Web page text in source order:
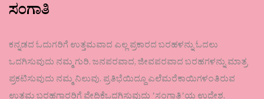
ಸಂಗಾತಿ
ಕನ್ನಡದ ಓದುಗರಿಗೆ ಉತ್ತಮವಾದ ಎಲ್ಲ ಪ್ರಕಾರದ ಬರಹಳನ್ನು ಓದಲು
ಒದಗಿಸುವುದು ನಮ್ಮ ಗುರಿ. ಜನಪರವಾದ, ಜೀವಪರವಾದ ಬರಹಗಳನ್ನು ಮಾತ್ರ
ಪ್ರಕಟಿಸುವುದು ನಮ್ಮ ನಿಲುವು. ಪ್ರತಿಭೆಯಿದ್ದೂ ಎಲೆಮರೆಕಾಯಿಗಳಂತಿರುವ